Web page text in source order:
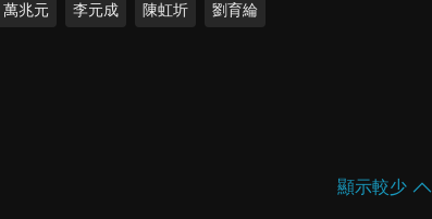
萬兆元 李元成 陳虹圻 劉育綸
顯示較少